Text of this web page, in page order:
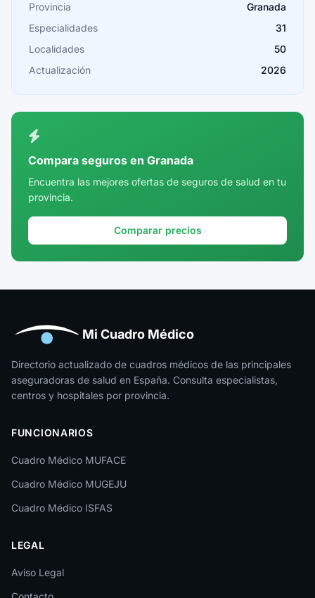
Cádiz
Cantabria
Castellón
Córdoba
Cuenca
Girona
Huesca
Jaén
La Rioja
León
Lleida
Lugo
Málaga
Melilla
Provincia
Granada
Especialidades
31
Localidades
50
Actualización
2026
Compara seguros en Granada
Encuentra las mejores ofertas de seguros de salud en tu
provincia.
Comparar precios
Mi Cuadro Médico
Directorio actualizado de cuadros médicos de las principales
aseguradoras de salud en España. Consulta especialistas,
centros y hospitales por provincia.
FUNCIONARIOS
Cuadro Médico MUFACE
Cuadro Médico MUGEJU
Cuadro Médico ISFAS
LEGAL
Aviso Legal